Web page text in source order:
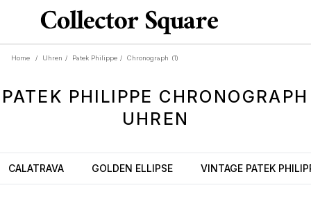
Home / Uhren / Patek Philippe / Chronograph (1)
PATEK PHILIPPE CHRONOGRAPH
UHREN
CALATRAVA GOLDEN ELLIPSE VINTAGE PATEK